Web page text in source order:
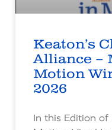
Keaton’s
Alliance –
Motion
2026
In this Edition of